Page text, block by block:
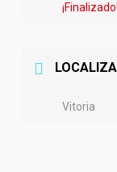
¡Finalizado!
Vitoria